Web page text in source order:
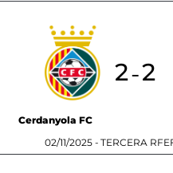
Cerdanyola FC
2-2
02/11/2025 - TERCERA